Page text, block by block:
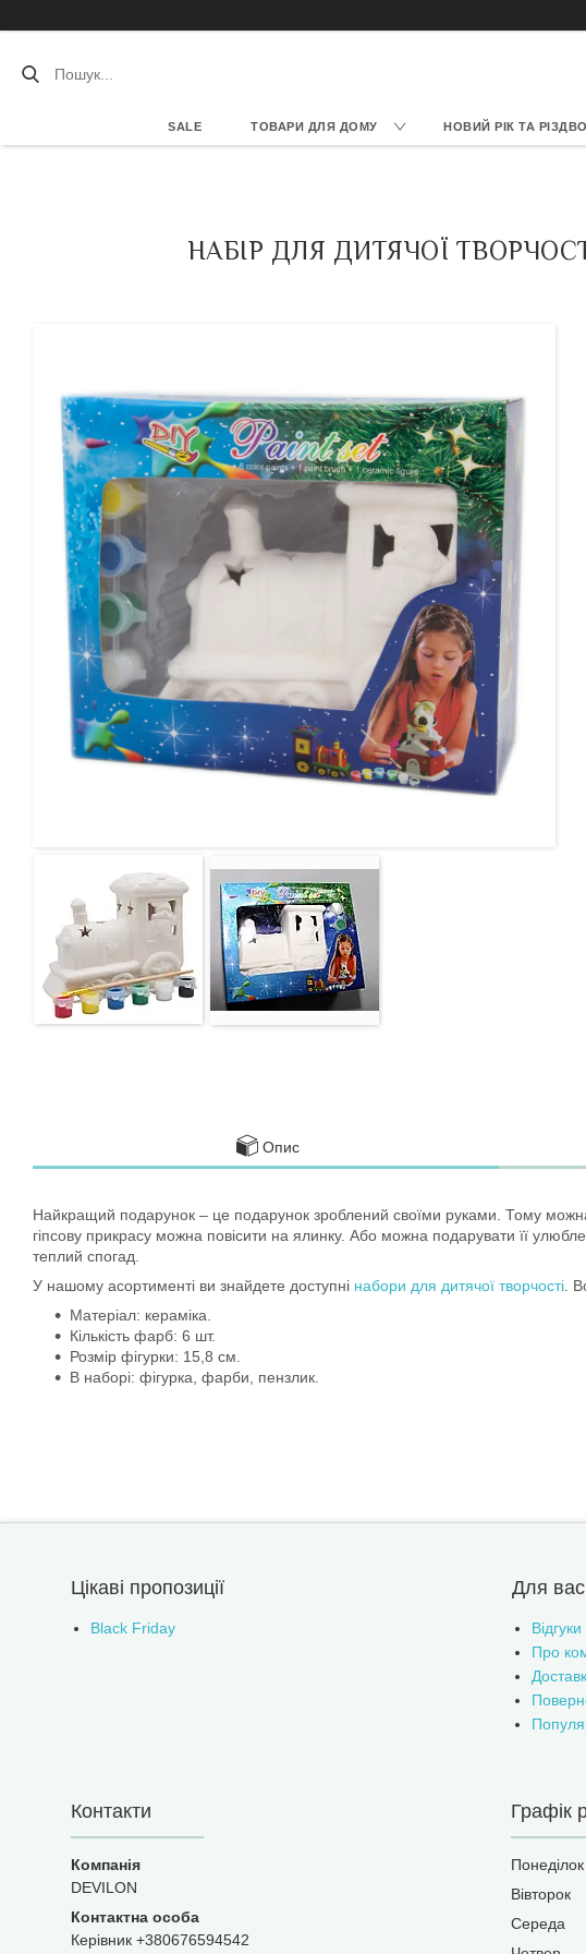
SALE ТОВАРИ ДЛЯ ДОМУ НОВИЙ РІК ТА РІЗДВО
НАБІР ДЛЯ ДИТЯЧОЇ
Опис
Найкращий подарунок – це подарунок зроблений своїми руками. Тому
гіпсову прикрасу можна повісити на ялинку. Або можна подарувати її
теплий спогад.
У нашому асортименті ви знайдете доступні набори для дитячої творчості .
Матеріал: кераміка.
Кількість фарб: 6 шт.
Розмір фігурки: 15,8 см.
В наборі: фігурка, фарби, пензлик.
Цікаві пропозиції
Black Friday
Для вас
Відгуки
Про
Контакти
DEVILON
Керівник +380676594542
Графік
Понеділок
Вівторок
Середа